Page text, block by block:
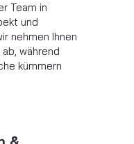
Team in
und
nehmen Ihnen
während
kümmern
&